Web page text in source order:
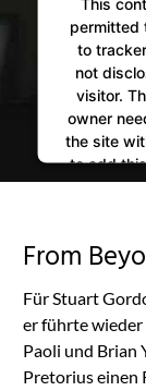
permitted
to
not
visitor.
owner
the site
to add
the list of
From
Für Stuart
er führte wieder
Paoli und Brian
Pretorius einen